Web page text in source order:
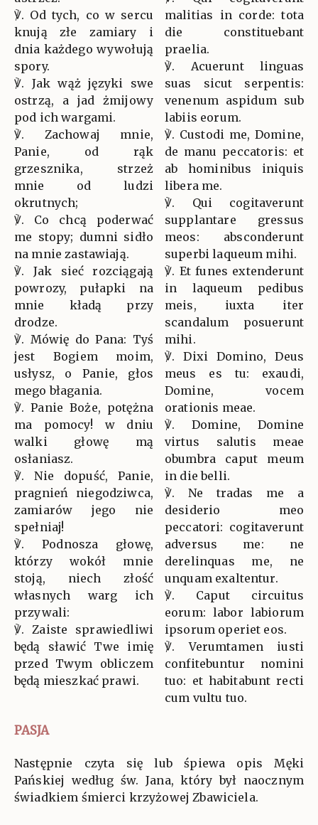
℣. Od tych, co w sercu
knują złe zamiary i
dnia każdego wywołują
spory.
℣. Jak wąż języki swe
ostrzą, a jad żmijowy
pod ich wargami.
℣. Zachowaj mnie,
Panie, od rąk
grzesznika, strzeż
mnie od ludzi
okrutnych;
℣. Co chcą poderwać
me stopy; dumni sidło
na mnie zastawiają.
℣. Jak sieć rozciągają
powrozy, pułapki na
mnie kładą przy
drodze.
℣. Mówię do Pana: Tyś
jest Bogiem moim,
usłysz, o Panie, głos
mego błagania.
℣. Panie Boże, potężna
ma pomocy! w dniu
walki głowę mą
osłaniasz.
℣. Nie dopuść, Panie,
pragnień niegodziwca,
zamiarów jego nie
spełniaj!
℣. Podnosza głowę,
którzy wokół mnie
stoją, niech złość
własnych warg ich
przywali:
℣. Zaiste sprawiedliwi
będą sławić Twe imię
przed Twym obliczem
będą mieszkać prawi.
malitias in corde: tota
die constituebant
praelia.
℣. Acuerunt linguas
suas sicut serpentis:
venenum aspidum sub
labiis eorum.
℣. Custodi me, Domine,
de manu peccatoris: et
ab hominibus iniquis
libera me.
℣. Qui cogitaverunt
supplantare gressus
meos: absconderunt
superbi laqueum mihi.
℣. Et funes extenderunt
in laqueum pedibus
meis, iuxta iter
scandalum posuerunt
mihi.
℣. Dixi Domino, Deus
meus es tu: exaudi,
Domine, vocem
orationis meae.
℣. Domine, Domine
virtus salutis meae
obumbra caput meum
in die belli.
℣. Ne tradas me a
desiderio meo
peccatori: cogitaverunt
adversus me: ne
derelinquas me, ne
unquam exaltentur.
℣. Caput circuitus
eorum: labor labiorum
ipsorum operiet eos.
℣. Verumtamen iusti
confitebuntur nomini
tuo: et habitabunt recti
cum vultu tuo.
PASJA
Następnie czyta się lub śpiewa opis Męki
Pańskiej według św. Jana, który był naocznym
świadkiem śmierci krzyżowej Zbawiciela.